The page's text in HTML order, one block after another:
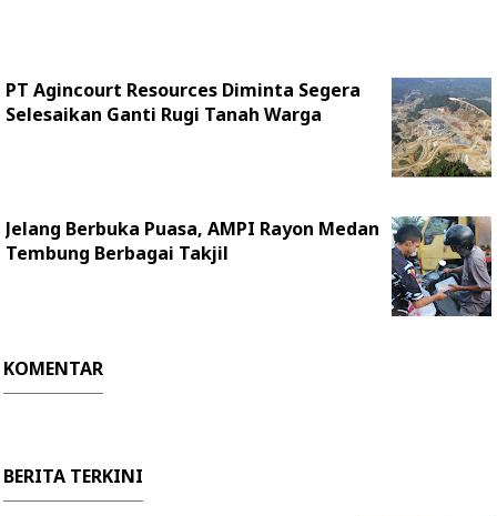
PT Agincourt Resources Diminta Segera
Selesaikan Ganti Rugi Tanah Warga
Jelang Berbuka Puasa, AMPI Rayon Medan
Tembung Berbagai Takjil
KOMENTAR
BERITA TERKINI